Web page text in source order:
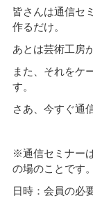
皆さんは通信セ
作るだけ。
あとは芸術工房
また、それをケ
す。
さあ、今すぐ通
※通信セミナー
の場のことです。
日時：会員の必